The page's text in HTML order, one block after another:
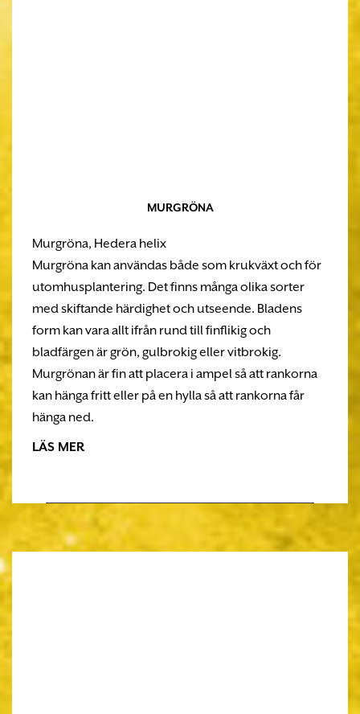
MURGRÖNA
Murgröna, Hedera helix
Murgröna kan användas både som krukväxt och för
utomhusplantering. Det finns många olika sorter
med skiftande härdighet och utseende. Bladens
form kan vara allt ifrån rund till finflikig och
bladfärgen är grön, gulbrokig eller vitbrokig.
Murgrönan är fin att placera i ampel så att rankorna
kan hänga fritt eller på en hylla så att rankorna får
hänga ned.
LÄS MER